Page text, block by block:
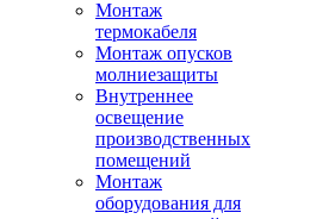
Монтаж
термокабеля
Монтаж опусков
молниезащиты
Внутреннее
освещение
производственных
помещений
Монтаж
оборудования для